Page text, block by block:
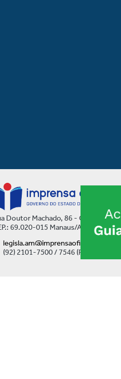
Doutor Machado, 86 - Centro
69.020-015 Manaus/AM
legisla.am@imprensaoficial.am.gov.br
(92) 2101-7500 / 7546 (Ramal)